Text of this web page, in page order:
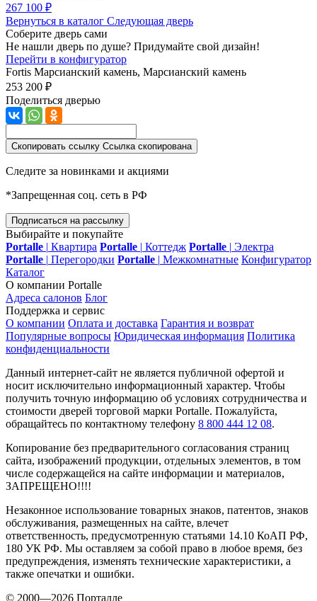
267 100 ₽
Вернуться в каталог Следующая дверь
Соберите дверь сами
Не нашли дверь по душе? Придумайте свой дизайн!
Перейти в конфигуратор
Fortis Марсианский камень, Марсианский камень
253 200 ₽
Поделиться дверью
Скопировать ссылку Ссылка скопирована
Следите за новинками и акциями
*Запрещенная соц. сеть в РФ
Подписаться на рассылку
Выбирайте и покупайте
Portalle | Квартира Portalle | Коттедж Portalle | Электра
Portalle | Перегородки Portalle | Межкомнатные Конфигуратор
Каталог
О компании Portalle
Адреса салонов Блог
Поддержка и сервис
О компании Оплата и доставка Гарантия и возврат
Популярные вопросы Юридическая информация Политика
конфиденциальности
Данный интернет-сайт не является публичной офертой и
носит исключительно информационный характер. Чтобы
получить точную информацию об условиях сотрудничества и
стоимости дверей торговой марки Portalle. Пожалуйста,
обращайтесь по контактному телефону 8 800 444 12 08.
Копирование без предварительного согласования страниц
сайта, изображений продукции, отдельных элементов, в том
числе содержащейся на сайте информации и материалов,
ЗАПРЕЩЕНО!!!!
Незаконное использование товарных знаков, патентов, знаков
обслуживания, размещенных на сайте, влечет
ответственность, предусмотренную статьями 14.10 КоАП РФ,
180 УК РФ. Мы оставляем за собой право в любое время, без
предупреждения, изменять технические характеристики, а
также опечатки и ошибки.
© 2000—2026 Порталле